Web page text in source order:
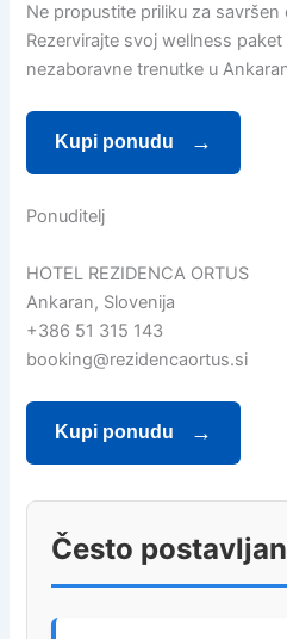
Ne propustite priliku za
Rezervirajte svoj wellness
nezaboravne trenutke u
Kupi ponudu
Ponuditelj
HOTEL REZIDENCA ORTUS
Ankaran, Slovenija
+386 51 315 143
booking@rezidencaortus.si
Kupi ponudu
Često